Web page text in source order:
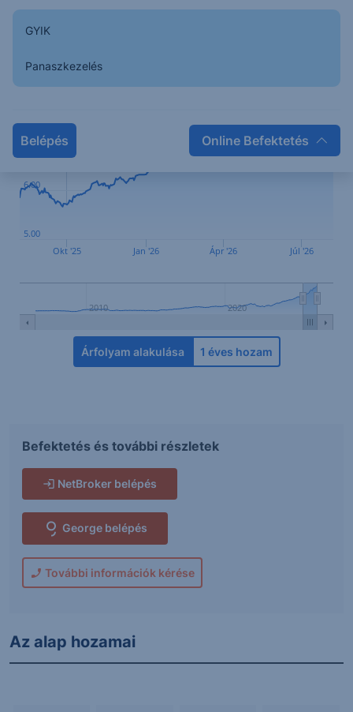
GYIK
Panaszkezelés
Belépés Online Befektetés
Okt '25 Jan '26 Ápr '26 Júl '26
2010 2020
5.00
6.00
7.00
8.00
Árfolyam alakulása 1 éves hozam
Befektetés és további részletek
NetBroker belépés
George belépés
További információk kérése
Az alap hozamai